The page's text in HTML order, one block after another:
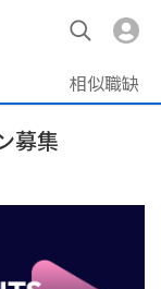
相似職缺
募集